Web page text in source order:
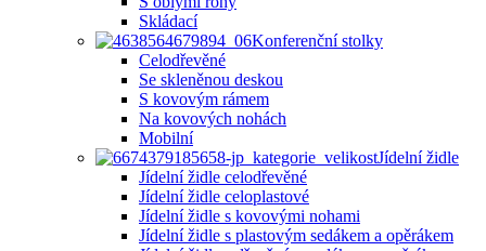
Skládací
Konferenční stolky
Celodřevěné
Se skleněnou deskou
S kovovým rámem
Na kovových nohách
Mobilní
Jídelní židle
Jídelní židle celodřevěné
Jídelní židle celoplastové
Jídelní židle s kovovými nohami
Jídelní židle s plastovým sedákem a opěrákem